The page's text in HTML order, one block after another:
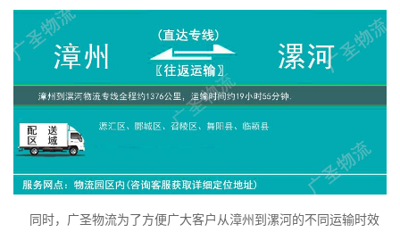
同时，广圣物流为了方便广大客户从漳州到漯河的不同运输时效